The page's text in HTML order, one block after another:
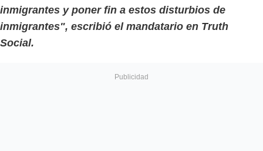
inmigrantes y poner fin a estos disturbios de
inmigrantes", escribió el mandatario en Truth
Social.